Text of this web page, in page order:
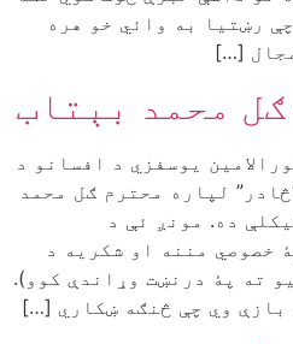
رښتيا به وائي خو هره
[…]
محمد بېتاب
يوسفزي د افسانو د
لپاره محترم ګل محمد
ده. مونږ ئې د
خصوصي مننه او شکريه د
ته پۀ درنښت وړاندې کوو).
بازې وي چې څنګه ښکاري […]